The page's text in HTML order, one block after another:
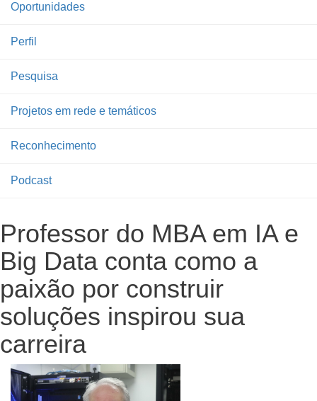
Oportunidades
Perfil
Pesquisa
Projetos em rede e temáticos
Reconhecimento
Podcast
Professor do MBA em IA e
Big Data conta como a
paixão por construir
soluções inspirou sua
carreira